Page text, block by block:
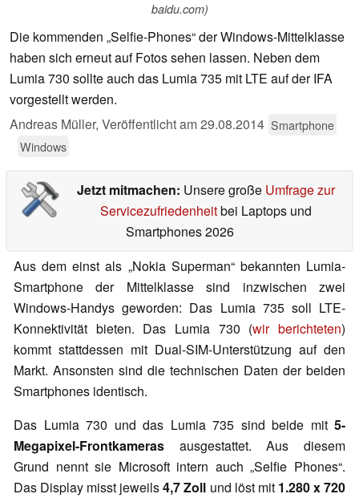
baidu.com)
Die kommenden „Selfie-Phones“ der Windows-Mittelklasse
haben sich erneut auf Fotos sehen lassen. Neben dem
Lumia 730 sollte auch das Lumia 735 mit LTE auf der IFA
vorgestellt werden.
Andreas Müller, Veröffentlicht am29.08.2014 Smartphone
Windows
Jetzt mitmachen: Unsere große Umfrage zur
Servicezufriedenheitbei Laptops und
Smartphones 2026
Aus dem einst als „Nokia Superman“ bekannten Lumia-
Smartphone der Mittelklasse sind inzwischen zwei
Windows-Handys geworden: Das Lumia 735 soll LTE-
Konnektivität bieten. Das Lumia 730 (wir berichteten)
kommt stattdessen mit Dual-SIM-Unterstützung auf den
Markt. Ansonsten sind die technischen Daten der beiden
Smartphones identisch.
Das Lumia 730 und das Lumia 735 sind beide mit 5-
Megapixel-Frontkameras ausgestattet. Aus diesem
Grund nennt sie Microsoft intern auch „Selfie Phones“.
Das Display misst jeweils4,7 Zoll und löst mit 1.280 x 720